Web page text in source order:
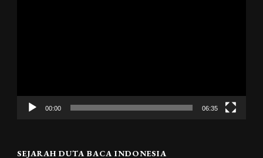
00:00 06:35
SEJARAH DUTA BACA INDONESIA